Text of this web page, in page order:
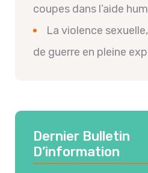
coupes dans l’aide
La violence
de guerre en pleine
Dernier Bulletin
D’information